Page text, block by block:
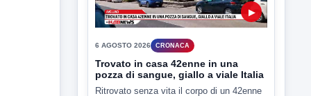
ULTIMI VIDEO